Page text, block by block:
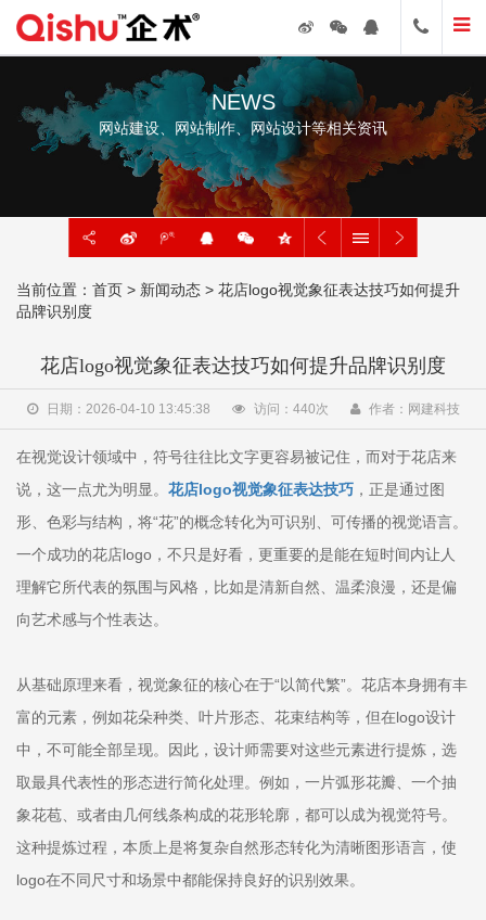
NEWS
网站建设、网站制作、网站设计等相关资讯
当前位置： 首页 > 新闻动态 > 花店logo视觉象征表达技巧如何提升
品牌识别度
花店logo视觉象征表达技巧如何提升品牌识别度
日期：2026-04-10 13:45:38 访问： 440次 作者：网建科技
在视觉设计领域中，符号往往比文字更容易被记住，而对于花店来
说，这一点尤为明显。 花店logo视觉象征表达技巧 ，正是通过图
形、色彩与结构，将“花”的概念转化为可识别、可传播的视觉语言。
一个成功的花店logo，不只是好看，更重要的是能在短时间内让人
理解它所代表的氛围与风格，比如是清新自然、温柔浪漫，还是偏
向艺术感与个性表达。
从基础原理来看，视觉象征的核心在于“以简代繁”。花店本身拥有丰
富的元素，例如花朵种类、叶片形态、花束结构等，但在logo设计
中，不可能全部呈现。因此，设计师需要对这些元素进行提炼，选
取最具代表性的形态进行简化处理。例如，一片弧形花瓣、一个抽
象花苞、或者由几何线条构成的花形轮廓，都可以成为视觉符号。
这种提炼过程，本质上是将复杂自然形态转化为清晰图形语言，使
logo在不同尺寸和场景中都能保持良好的识别效果。